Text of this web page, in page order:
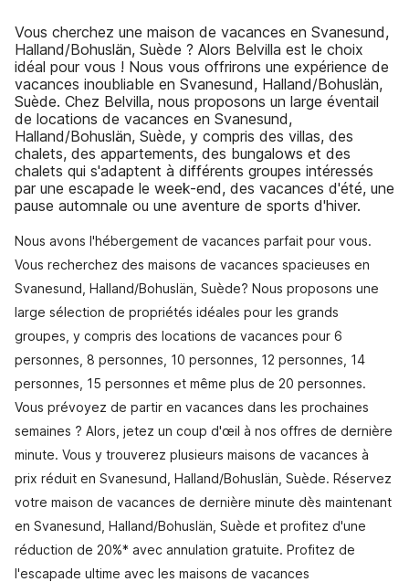
Vous cherchez une maison de vacances en Svanesund,
Halland/Bohuslän, Suède ? Alors Belvilla est le choix
idéal pour vous ! Nous vous offrirons une expérience de
vacances inoubliable en Svanesund, Halland/Bohuslän,
Suède. Chez Belvilla, nous proposons un large éventail
de locations de vacances en Svanesund,
Halland/Bohuslän, Suède, y compris des villas, des
chalets, des appartements, des bungalows et des
chalets qui s'adaptent à différents groupes intéressés
par une escapade le week-end, des vacances d'été, une
pause automnale ou une aventure de sports d'hiver.
Nous avons l'hébergement de vacances parfait pour vous.
Vous recherchez des maisons de vacances spacieuses en
Svanesund, Halland/Bohuslän, Suède? Nous proposons une
large sélection de propriétés idéales pour les grands
groupes, y compris des locations de vacances pour 6
personnes, 8 personnes, 10 personnes, 12 personnes, 14
personnes, 15 personnes et même plus de 20 personnes.
Vous prévoyez de partir en vacances dans les prochaines
semaines ? Alors, jetez un coup d'œil à nos offres de dernière
minute. Vous y trouverez plusieurs maisons de vacances à
prix réduit en Svanesund, Halland/Bohuslän, Suède. Réservez
votre maison de vacances de dernière minute dès maintenant
en Svanesund, Halland/Bohuslän, Suède et profitez d'une
réduction de 20%* avec annulation gratuite. Profitez de
l'escapade ultime avec les maisons de vacances